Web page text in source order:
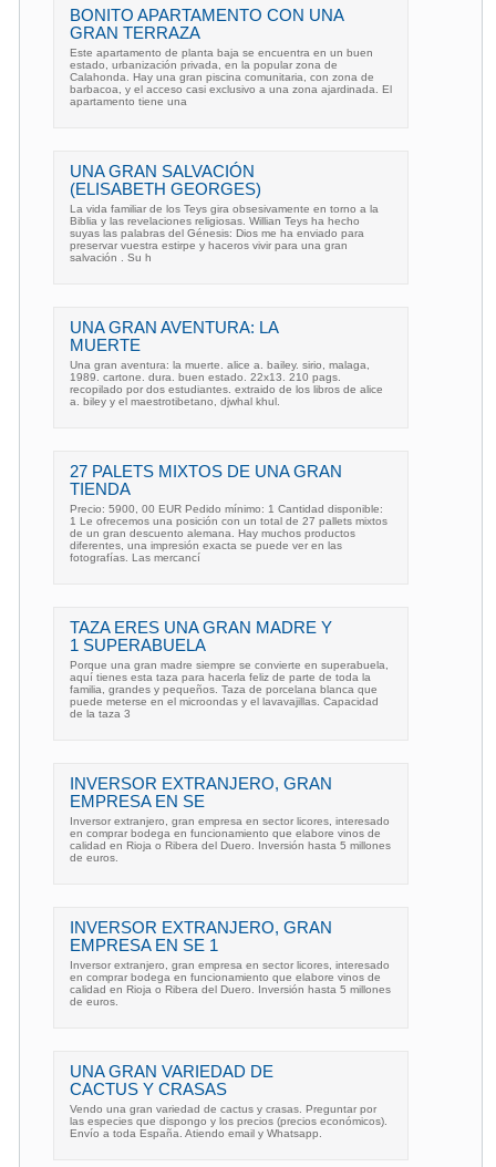
BONITO APARTAMENTO CON UNA
GRAN TERRAZA
Este apartamento de planta baja se encuentra en un buen
estado, urbanización privada, en la popular zona de
Calahonda. Hay una gran piscina comunitaria, con zona de
barbacoa, y el acceso casi exclusivo a una zona ajardinada. El
apartamento tiene una
UNA GRAN SALVACIÓN
(ELISABETH GEORGES)
La vida familiar de los Teys gira obsesivamente en torno a la
Biblia y las revelaciones religiosas. Willian Teys ha hecho
suyas las palabras del Génesis: Dios me ha enviado para
preservar vuestra estirpe y haceros vivir para una gran
salvación . Su h
UNA GRAN AVENTURA: LA
MUERTE
Una gran aventura: la muerte. alice a. bailey. sirio, malaga,
1989. cartone. dura. buen estado. 22x13. 210 pags.
recopilado por dos estudiantes. extraido de los libros de alice
a. biley y el maestrotibetano, djwhal khul.
27 PALETS MIXTOS DE UNA GRAN
TIENDA
Precio: 5900, 00 EUR Pedido mínimo: 1 Cantidad disponible:
1 Le ofrecemos una posición con un total de 27 pallets mixtos
de un gran descuento alemana. Hay muchos productos
diferentes, una impresión exacta se puede ver en las
fotografías. Las mercancí
TAZA ERES UNA GRAN MADRE Y
1 SUPERABUELA
Porque una gran madre siempre se convierte en superabuela,
aquí tienes esta taza para hacerla feliz de parte de toda la
familia, grandes y pequeños. Taza de porcelana blanca que
puede meterse en el microondas y el lavavajillas. Capacidad
de la taza 3
INVERSOR EXTRANJERO, GRAN
EMPRESA EN SE
Inversor extranjero, gran empresa en sector licores, interesado
en comprar bodega en funcionamiento que elabore vinos de
calidad en Rioja o Ribera del Duero. Inversión hasta 5 millones
de euros.
INVERSOR EXTRANJERO, GRAN
EMPRESA EN SE 1
Inversor extranjero, gran empresa en sector licores, interesado
en comprar bodega en funcionamiento que elabore vinos de
calidad en Rioja o Ribera del Duero. Inversión hasta 5 millones
de euros.
UNA GRAN VARIEDAD DE
CACTUS Y CRASAS
Vendo una gran variedad de cactus y crasas. Preguntar por
las especies que dispongo y los precios (precios económicos).
Envío a toda España. Atiendo email y Whatsapp.